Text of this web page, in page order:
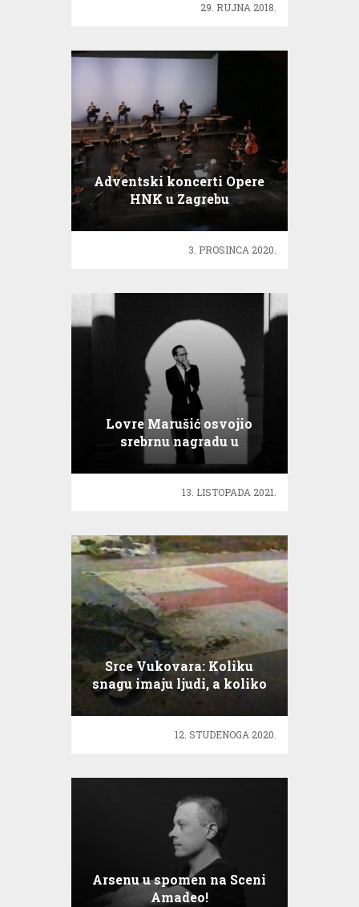
29. RUJNA 2018.
Adventski koncerti Opere
HNK u Zagrebu
3. PROSINCA 2020.
Lovre Marušić osvojio
srebrnu nagradu u
Clevelandu
13. LISTOPADA 2021.
Srce Vukovara: Koliku
snagu imaju ljudi, a koliko
nesreće mogu izazvati
neljudi
12. STUDENOGA 2020.
Arsenu u spomen na Sceni
Amadeo!